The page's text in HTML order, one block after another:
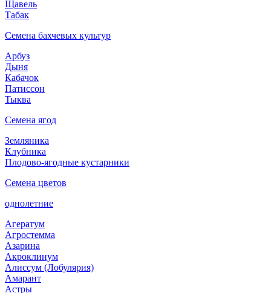
Щавель
Табак
Семена бахчевых культур
Арбуз
Дыня
Кабачок
Патиссон
Тыква
Семена ягод
Земляника
Клубника
Плодово-ягодные кустарники
Семена цветов
однолетние
Агератум
Агростемма
Азарина
Акроклинум
Алиссум (Лобулярия)
Амарант
Астры